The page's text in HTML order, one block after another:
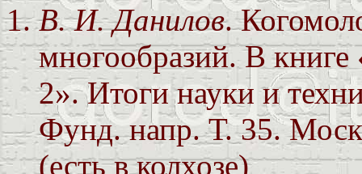
В. И. Данилов.
многообразий. В книге
2». Итоги науки и
Фунд. напр. Т. 35.
(есть в колхозе)